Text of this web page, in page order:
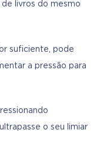
de livros do mesmo
suficiente, pode
a pressão para
o seu limiar